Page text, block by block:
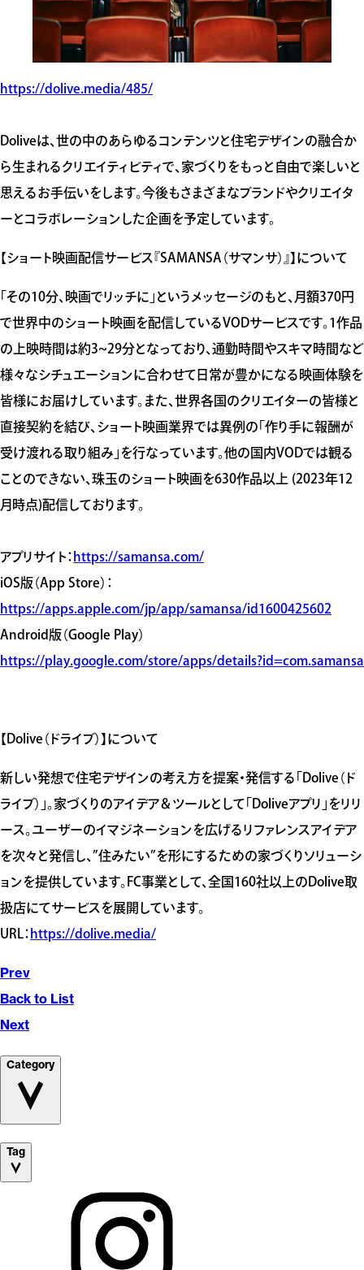
https://dolive.media/485/
Doliveは、世の中のあらゆるコンテンツと住宅デザインの融合か
ら生まれるクリエイティビティで、家づくりをもっと自由で楽しいと
思えるお手伝いをします。今後もさまざまなブランドやクリエイタ
ーとコラボレーションした企画を予定しています。
【ショート映画配信サービス『SAMANSA（サマンサ）』】について
「その10分、映画でリッチに」というメッセージのもと、月額370円
で世界中のショート映画を配信しているVODサービスです。1作品
の上映時間は約3~29分となっており、通勤時間やスキマ時間など
様々なシチュエーションに合わせて日常が豊かになる映画体験を
皆様にお届けしています。また、世界各国のクリエイターの皆様と
直接契約を結び、ショート映画業界では異例の「作り手に報酬が
受け渡れる取り組み」を行なっています。他の国内VODでは観る
ことのできない、珠玉のショート映画を630作品以上 (2023年12
月時点)配信しております。
アプリサイト： https://samansa.com/
iOS版（App Store）：
https://apps.apple.com/jp/app/samansa/id1600425602
Android版（Google Play）
https://play.google.com/store/apps/details?id=com.samansa
【Dolive（ドライブ）】について
新しい発想で住宅デザインの考え方を提案・発信する「Dolive（ド
ライブ）」。家づくりのアイデア＆ツールとして「Doliveアプリ」をリリ
ース。ユーザーのイマジネーションを広げるリファレンスアイデア
を次々と発信し、”住みたい”を形にするための家づくりソリューシ
ョンを提供しています。FC事業として、全国160社以上のDolive取
扱店にてサービスを展開しています。
URL： https://dolive.media/
Prev
Back to List
Next
Category
Tag